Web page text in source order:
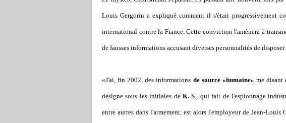
Louis Gergorin a expliqué comment il s'était progressivement
international contre la France. Cette conviction l'amènera à
de fausses informations accusant diverses personnalités de
«J'ai, fin 2002, des informations de source «humaine» me disant
désigne sous les initiales deK. S., qui fait de l'espionnage
entre autres dans l'armement, est alors l'employeur de Jean-